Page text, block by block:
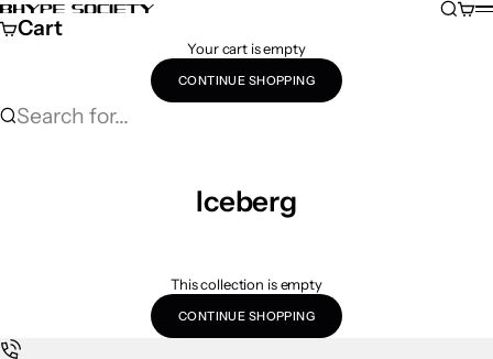
Skip to content
Bhype Society Global Store Search
Cart
Cart
Your cart is empty
CONTINUE SHOPPING
Search for...
Iceberg
This collection is empty
CONTINUE SHOPPING